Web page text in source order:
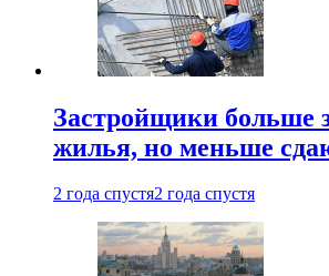
Застройщики больше
жилья, но меньше
2 года спустя2 года спустя